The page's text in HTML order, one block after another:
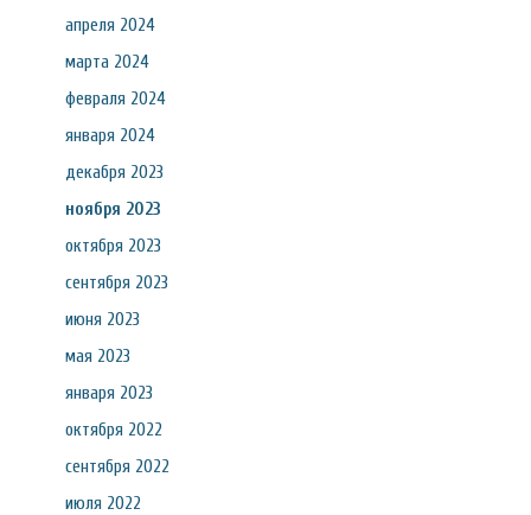
апреля 2024
марта 2024
февраля 2024
января 2024
декабря 2023
ноября 2023
октября 2023
сентября 2023
июня 2023
мая 2023
января 2023
октября 2022
сентября 2022
июля 2022